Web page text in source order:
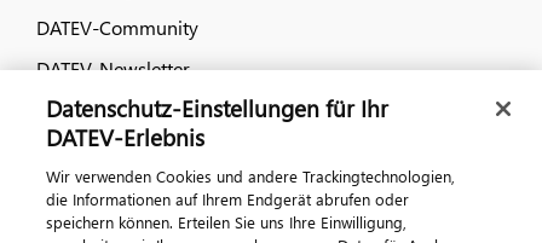
DATEV-Community
DATEV-Newsletter
Kontaktieren Sie uns
Datenschutz-Einstellungen für Ihr
DATEV-Erlebnis
Wir verwenden Cookies und andere Trackingtechnologien,
die Informationen auf Ihrem Endgerät abrufen oder
speichern können. Erteilen Sie uns Ihre Einwilligung,